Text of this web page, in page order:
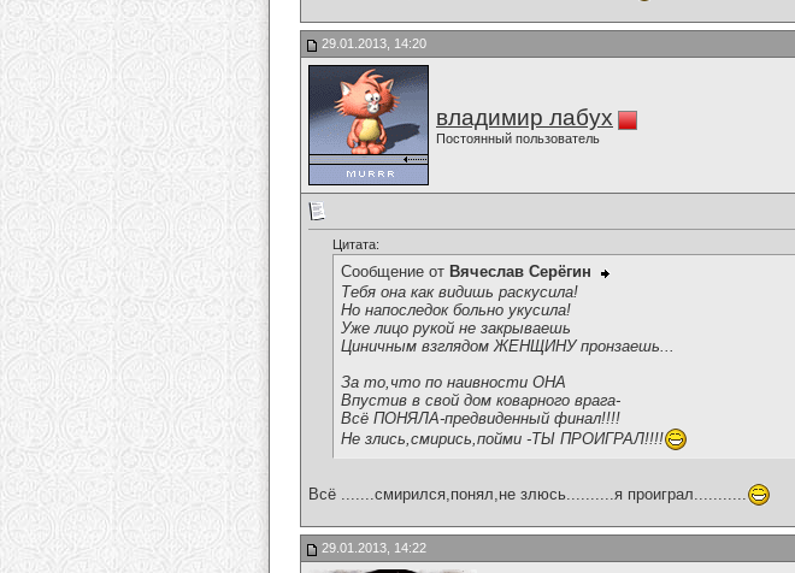
29.01.2013, 14:20
владимир лабух
Постоянный пользователь
Цитата:
Сообщение от Вячеслав Серёгин
Тебя она как видишь раскусила!
Но напоследок больно укусила!
Уже лицо рукой не закрываешь
Циничным взглядом ЖЕНЩИНУ пронзаешь...
За то,что по наивности ОНА
Впустив в свой дом коварного врага-
Всё ПОНЯЛА-предвиденный финал!!!!
Не злись,смирись,пойми -ТЫ ПРОИГРАЛ!!!!
Всё .......смирился,понял,не злюсь..........я проиграл...........
29.01.2013, 14:22